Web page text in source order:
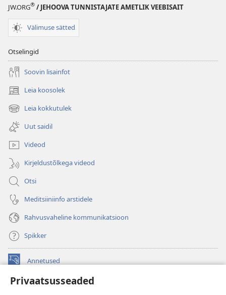
Privaatsusseaded
JW.ORG® / JEHOOVA TUNNISTAJATE AMETLIK VEEBISAIT
Välimuse sätted
Otselingid
Soovin lisainfot
Leia koosolek
(avab
uue
akna)
Leia kokkutulek
(avab
uue
akna)
Uut saidil
Videod
Kirjeldustõlkega videod
Otsi
Meditsiiniinfo arstidele
Rahvusvaheline kommunikatsioon
Spikker
Annetused
(avab
akna)